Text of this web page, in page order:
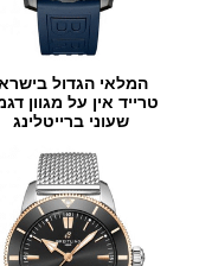
המלאי הגדול בישראל
טרייד אין על מגוון דגמים
שעוני ברייטלינג